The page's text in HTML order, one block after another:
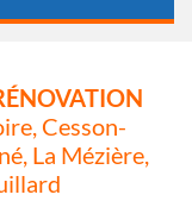
Cesson-
La Mézière,